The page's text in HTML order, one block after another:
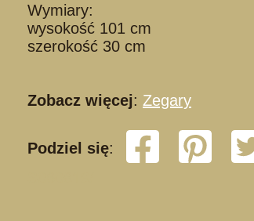
Wymiary:
wysokość 101 cm
szerokość 30 cm
Zobacz więcej: Zegary
Podziel się: